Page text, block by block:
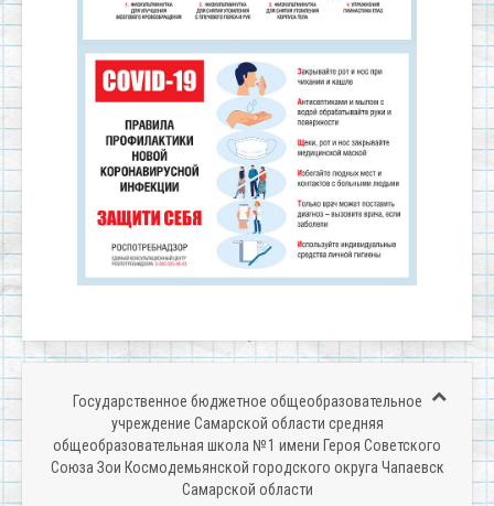
Государственное бюджетное общеобразовательное
учреждение Самарской области средняя
общеобразовательная школа № 1 имени Героя Советского
Союза Зои Космодемьянской городского округа Чапаевск
Самарской области